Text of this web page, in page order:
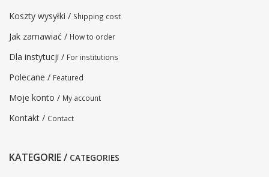
Koszty wysyłki / Shipping cost
Jak zamawiać / How to order
Dla instytucji / For institutions
Polecane / Featured
Moje konto / My account
Kontakt / Contact
KATEGORIE / CATEGORIES